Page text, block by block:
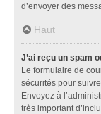
d’envoyer des
Haut
J’ai reçu un spam
Le formulaire de
sécurités pour
Envoyez à
très important